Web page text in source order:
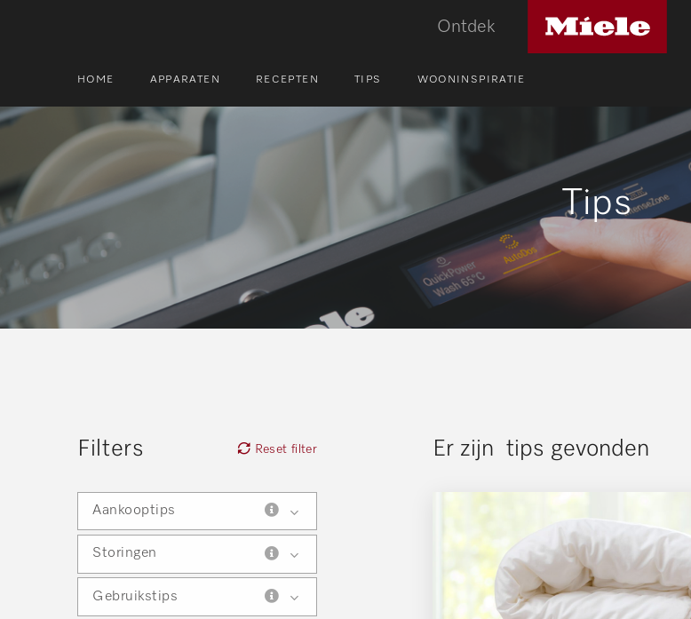
Ontdek
logo
HOME APPARATEN RECEPTEN TIPS WOONINSPIRATIE
Tips
Filters Reset filter
Aankooptips
Storingen
Gebruikstips
Er zijn tips gevonden